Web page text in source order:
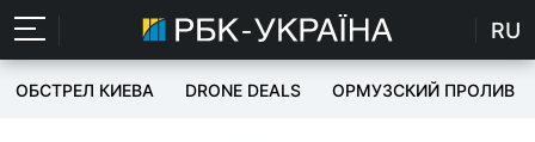
RU
ОБСТРЕЛ КИЕВА DRONE DEALS ОРМУЗСКИЙ ПРОЛИВ